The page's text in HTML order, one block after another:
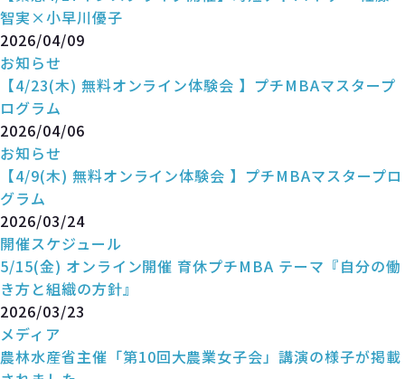
智実×小早川優子
2026/04/09
お知らせ
【4/23(木) 無料オンライン体験会 】プチMBAマスタープ
ログラム
2026/04/06
お知らせ
【4/9(木) 無料オンライン体験会 】プチMBAマスタープロ
グラム
2026/03/24
開催スケジュール
5/15(金) オンライン開催 育休プチMBA テーマ『自分の働
き方と組織の方針』
2026/03/23
メディア
農林水産省主催「第10回大農業女子会」講演の様子が掲載